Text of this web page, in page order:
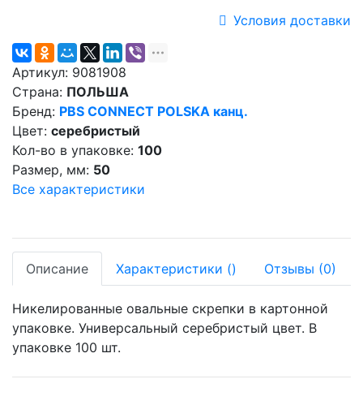
Условия доставки
Артикул: 9081908
Страна: ПОЛЬША
Бренд: PBS CONNECT POLSKA канц.
Цвет: серебристый
Кол-во в упаковке: 100
Размер, мм: 50
Все характеристики
Описание Характеристики () Отзывы (0)
Никелированные овальные скрепки в картонной
упаковке. Универсальный серебристый цвет. В
упаковке 100 шт.